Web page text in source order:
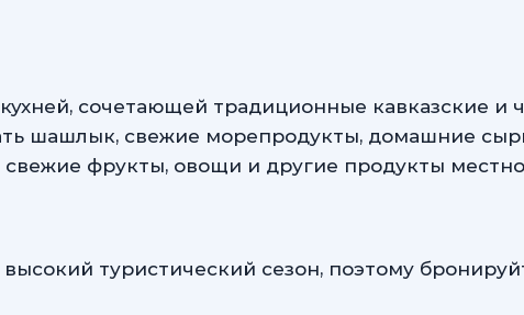
сочетающей традиционные кавказские
шашлык, свежие морепродукты, домашние
фрукты, овощи и другие продукты
туристический сезон, поэтому